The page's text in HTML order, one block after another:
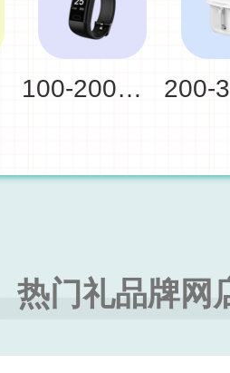
100-200元礼品
热门礼品牌网